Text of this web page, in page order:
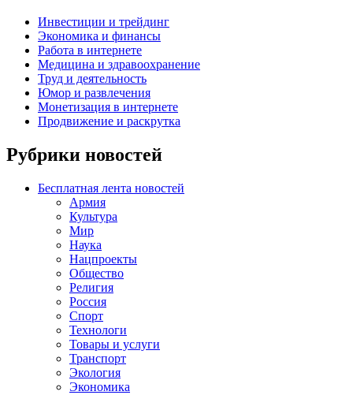
Инвестиции и трейдинг
Экономика и финансы
Работа в интернете
Медицина и здравоохранение
Труд и деятельность
Юмор и развлечения
Монетизация в интернете
Продвижение и раскрутка
Рубрики новостей
Бесплатная лента новостей
Армия
Культура
Мир
Наука
Нацпроекты
Общество
Религия
Россия
Спорт
Технологи
Товары и услуги
Транспорт
Экология
Экономика